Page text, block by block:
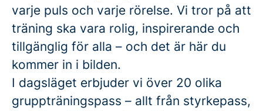
varje puls och varje rörelse. Vi tror på att
träning ska vara rolig, inspirerande och
tillgänglig för alla – och det är här du
kommer in i bilden.
I dagsläget erbjuder vi över 20 olika
gruppträningspass – allt från styrkepass,